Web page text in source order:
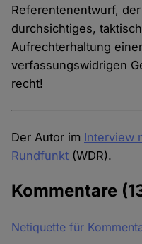
Referentenentwurf,
durchsichtiges,
Aufrechterhaltung
verfassungswidrigen
recht!
Der Autor im Interview
Rundfunkt (WDR).
Kommentare
Netiquette für